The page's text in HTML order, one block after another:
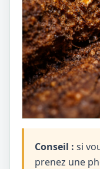
Conseil : si
prenez une